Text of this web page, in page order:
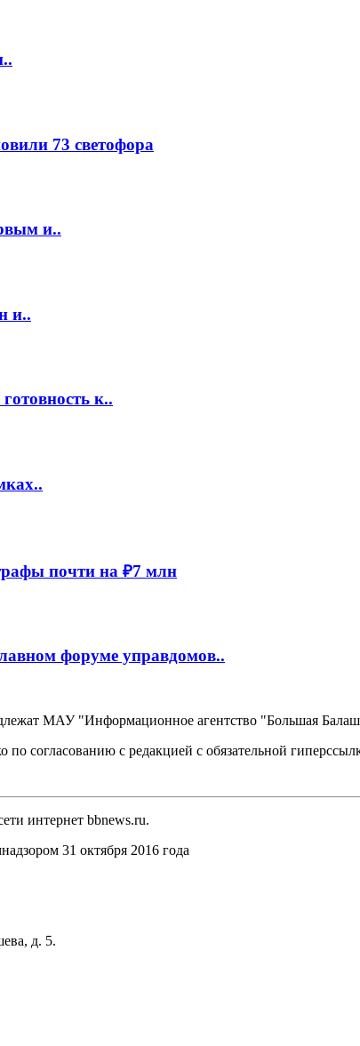
73 светофора
и..
и..
к..
почти на ₽7 млн
форуме управдомов..
МАУ "Информационное агентство "Большая
по согласованию с редакцией с обязательной
интернет bbnews.ru.
31 октября 2016 года
д. 5.